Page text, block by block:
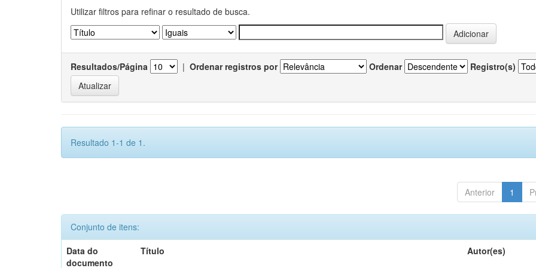
Utilizar filtros para refinar o resultado de busca.
Resultados/Página | Ordenar registros por Ordenar Registro(s)
Resultado 1-1 de 1.
Anterior 1
Conjunto de itens:
Data do
documento
Título Autor(es)